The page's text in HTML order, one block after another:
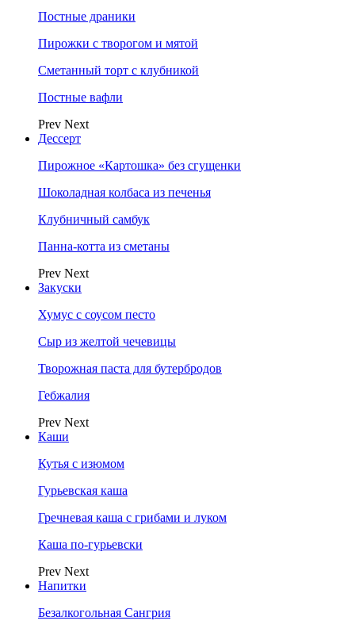
Постные драники
Пирожки с творогом и мятой
Сметанный торт с клубникой
Постные вафли
Prev Next
Дессерт
Пирожное «Картошка» без сгущенки
Шоколадная колбаса из печенья
Клубничный самбук
Панна-котта из сметаны
Prev Next
Закуски
Хумус с соусом песто
Сыр из желтой чечевицы
Творожная паста для бутербродов
Гебжалия
Prev Next
Каши
Кутья с изюмом
Гурьевская каша
Гречневая каша с грибами и луком
Каша по-гурьевски
Prev Next
Напитки
Безалкогольная Сангрия